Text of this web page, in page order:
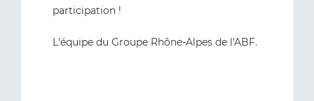
participation !
L'équipe du Groupe Rhône-Alpes de l'ABF.